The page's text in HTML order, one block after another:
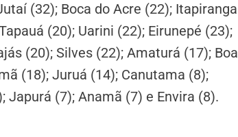
(32); Boca do Acre (22); Itapiranga
(20); Uarini (22); Eirunepé (23);
(20); Silves (22); Amaturá (17); Boa
(18); Juruá (14); Canutama (8);
(7); Anamã (7) e Envira (8).